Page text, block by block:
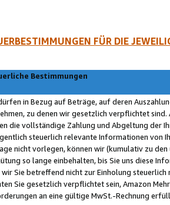
FÜR DIE
Bestimmungen
in Bezug auf Beträge, auf deren
zu denen wir gesetzlich verpflichtet
die vollständige Zahlung und Abgeltung der
steuerlich relevante Informationen von
nicht vorlegen, können wir (kumulativ zu
so lange einbehalten, bis Sie uns diese
wir Sie betreffend nicht zur Einholung
Sie gesetzlich verpflichtet sein, Amazon
an eine gültige MwSt.-Rechnung